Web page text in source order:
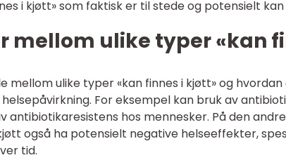
i kjøtt» som faktisk er til stede og potensielt
mellom ulike typer «kan
mellom ulike typer «kan finnes i kjøtt» og
For eksempel kan bruk av
antibiotikaresistens hos mennesker. På den
også ha potensielt negative helseeffekter,
tid.